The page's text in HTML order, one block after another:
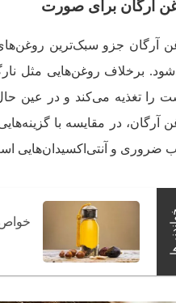
آرگان برای صورت
آرگان جزو سبک‌ترین
برخلاف روغن‌هایی مثل
را تغذیه می‌کند و در عین
ضروری و آنتی‌اکسیدان‌هایی